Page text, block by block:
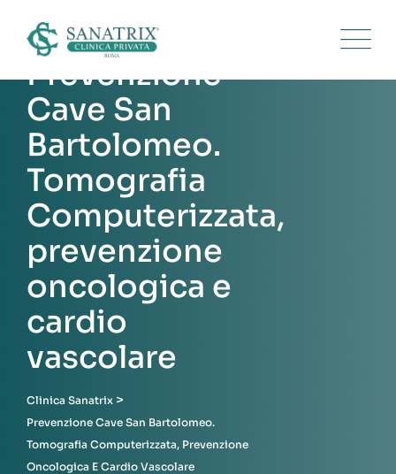
content
Prevenzione
Cave San
Bartolomeo.
Tomografia
Computerizzata,
prevenzione
oncologica e
cardio
vascolare
Clinica Sanatrix >
Prevenzione Cave San Bartolomeo.
Tomografia Computerizzata, Prevenzione
Oncologica E Cardio Vascolare